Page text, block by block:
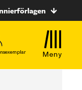
Meny